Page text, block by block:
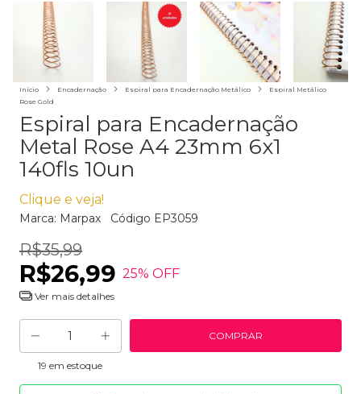
Início Encadernação Espiral para Encadernação Metálico
Espiral Metálico
Rose Gold
Espiral para Encadernação
Metal Rose A4 23mm 6x1
140fls 10un
Clique e veja!
Marca: Marpax Código EP3059
R$35,99
R$26,99 25% OFF
Ver mais detalhes
19 em estoque